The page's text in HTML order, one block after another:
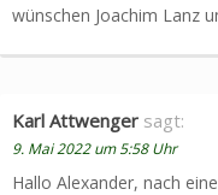
wünschen Joachim Lanz
Karl Attwenger sagt:
9. Mai 2022 um 5:58 Uhr
Hallo Alexander, nach